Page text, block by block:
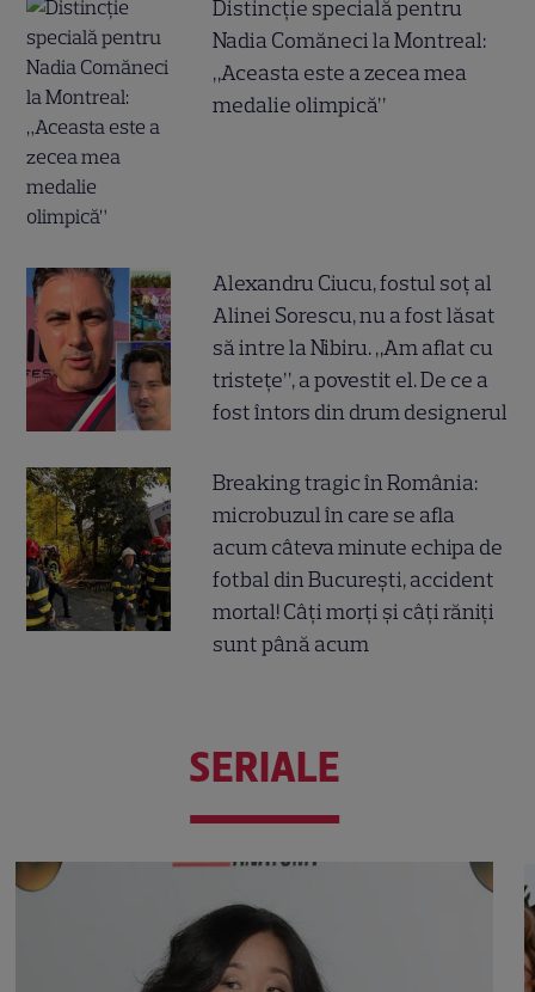
Distincție specială pentru
Nadia Comăneci la Montreal:
„Aceasta este a zecea mea
medalie olimpică”
Alexandru Ciucu, fostul soț al
Alinei Sorescu, nu a fost lăsat
să intre la Nibiru. „Am aflat cu
tristețe”, a povestit el. De ce a
fost întors din drum designerul
Breaking tragic în România:
microbuzul în care se afla
acum câteva minute echipa de
fotbal din București, accident
mortal! Câți morți și câți răniți
sunt până acum
SERIALE